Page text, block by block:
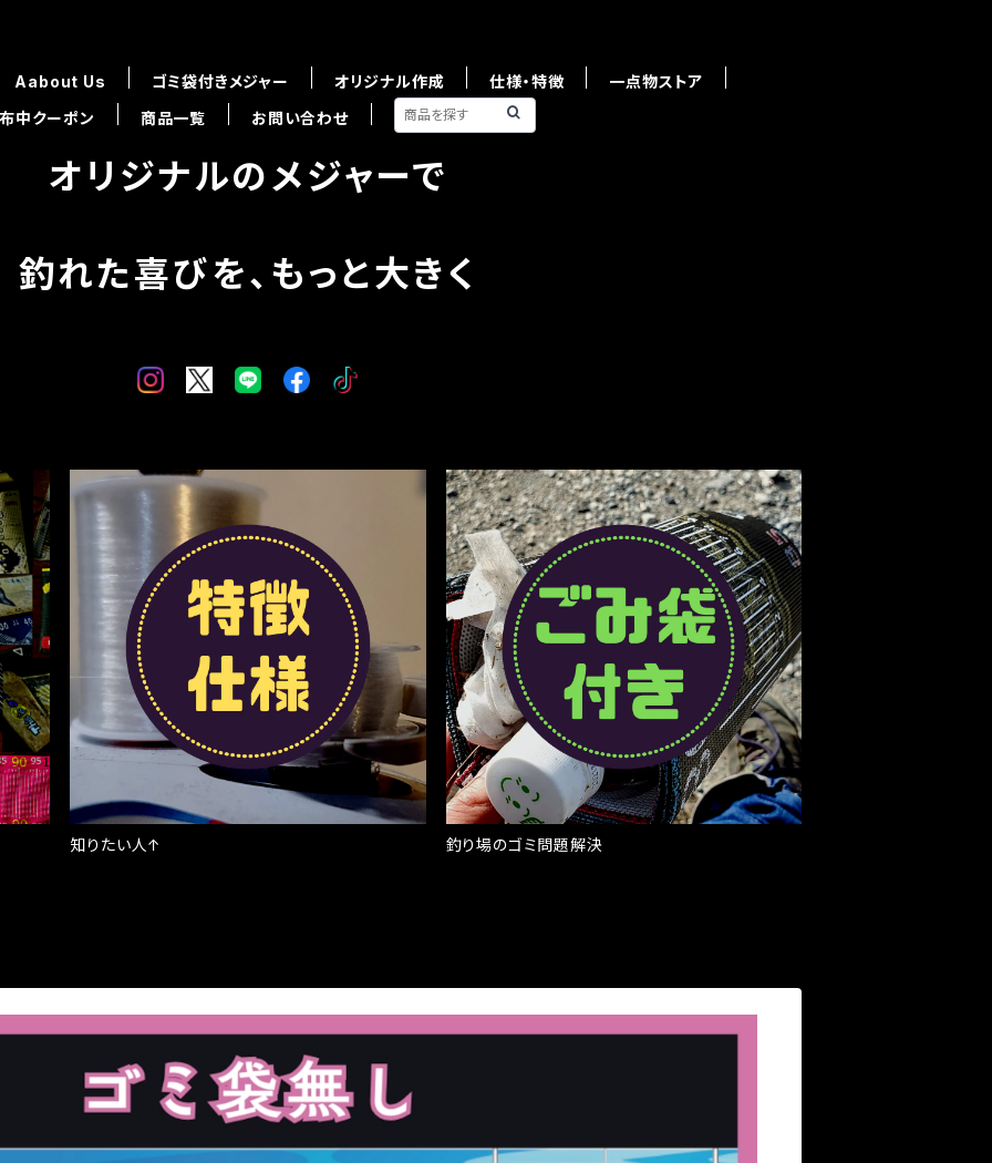
Aabout Us ゴミ袋付きメジャー オリジナル作成 仕様・特徴
一点物ストア
中クーポン
商品一覧 お問い合わせ
オリジナルのメジャーで
釣れた喜びを、もっと大きく
知りたい人↑ 釣り場のゴミ問題解決